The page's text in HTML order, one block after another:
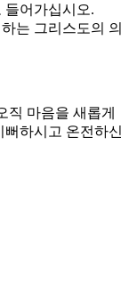
들어가십시오.
는 그리스도의 의
직 마음을 새롭게
하시고 온전하신